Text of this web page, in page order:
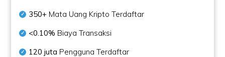
350+ Mata Uang Kripto Terdaftar
<0.10% Biaya Transaksi
120 juta Pengguna Terdaftar